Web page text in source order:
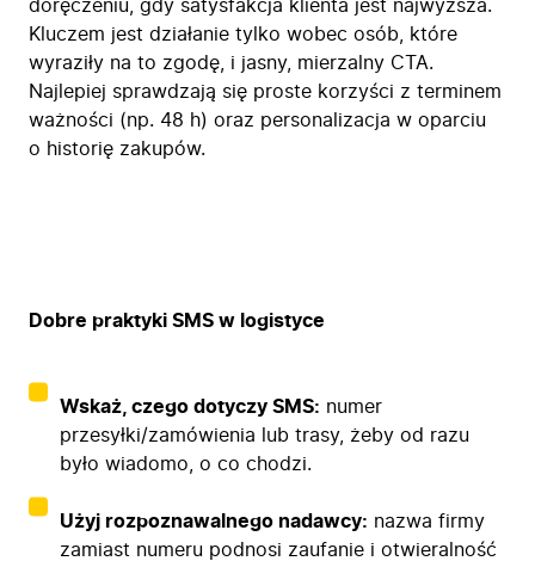
doręczeniu, gdy satysfakcja klienta jest najwyższa.
Kluczem jest działanie tylko wobec osób, które
wyraziły na to zgodę, i jasny, mierzalny CTA.
Najlepiej sprawdzają się proste korzyści z terminem
ważności (np. 48 h) oraz personalizacja w oparciu
o historię zakupów.
Dobre praktyki SMS w logistyce
Wskaż, czego dotyczy SMS: numer
przesyłki/zamówienia lub trasy, żeby od razu
było wiadomo, o co chodzi.
Użyj rozpoznawalnego nadawcy: nazwa firmy
zamiast numeru podnosi zaufanie i otwieralność